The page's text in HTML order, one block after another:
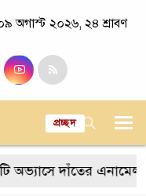
অগাস্ট ২০২৬, ২৪ শ্রাবণ
প্রচ্ছদ
দাঁতের এনামেল ক্ষয় হয়